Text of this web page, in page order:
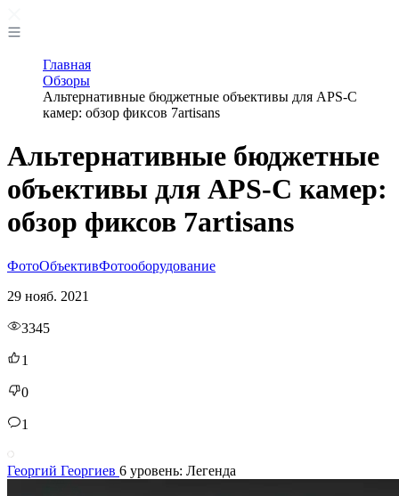
Главная
Обзоры
Альтернативные бюджетные объективы для APS-C
камер: обзор фиксов 7artisans
Альтернативные бюджетные
объективы для APS-C камер:
обзор фиксов 7artisans
ФотоОбъективФотооборудование
29 нояб. 2021
3345
1
0
1
Георгий Георгиев 6 уровень: Легенда